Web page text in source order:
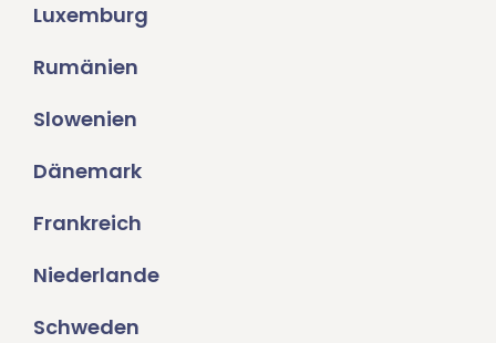
Luxemburg
Rumänien
Slowenien
Dänemark
Frankreich
Niederlande
Schweden